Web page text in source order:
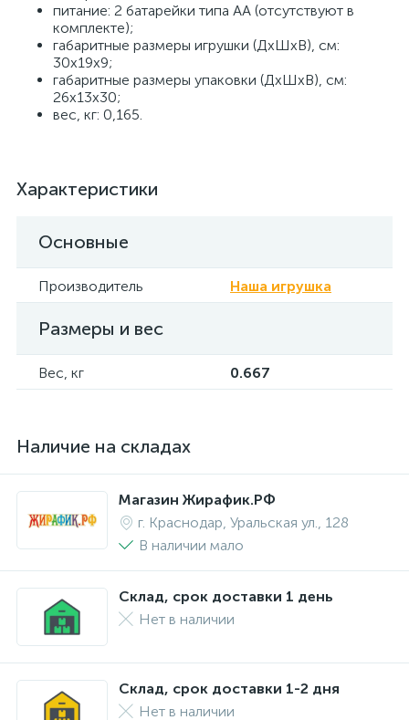
питание: 2 батарейки типа АА (отсутствуют в
комплекте);
габаритные размеры игрушки (ДхШхВ), см:
30х19х9;
габаритные размеры упаковки (ДхШхВ), см:
26x13x30;
вес, кг: 0,165.
Характеристики
Основные
Производитель Наша игрушка
Размеры и вес
Вес, кг 0.667
Наличие на складах
Магазин Жирафик.РФ
г. Краснодар, Уральская ул., 128
В наличии мало
Склад, срок доставки 1 день
Нет в наличии
Склад, срок доставки 1-2 дня
Нет в наличии